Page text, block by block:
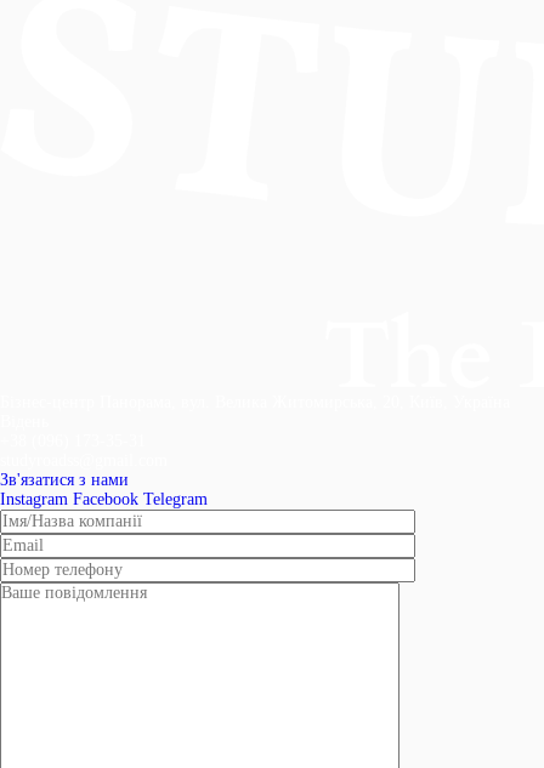
Зв'язатися з нами
Instagram Facebook Telegram